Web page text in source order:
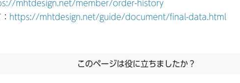
mhtdesign.net/member/order-history
https://mhtdesign.net/guide/document/final-data.html
このページは役に立ちましたか？